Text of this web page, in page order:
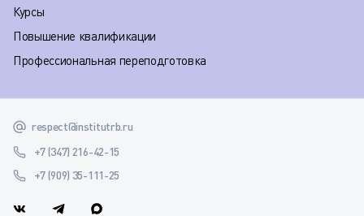
Курсы
Повышение квалификации
Профессиональная переподготовка
respect@institutrb.ru
+7 (347) 216-42-15
+7 (909) 35-111-25